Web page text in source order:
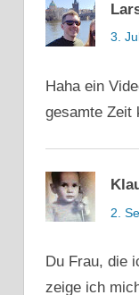
3.
Haha ein
gesamte Zeit
2.
Du Frau, die
zeige ich